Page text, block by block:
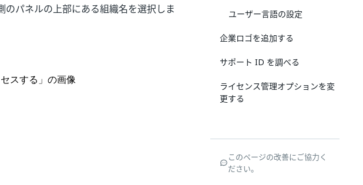
パネルの上部にある組織名を選択しま
ユーザー言語の設定
企業ロゴを追加する
サポート ID を調べる
ライセンス管理オプションを変
更する
このページの改善にご協力く
ださい。